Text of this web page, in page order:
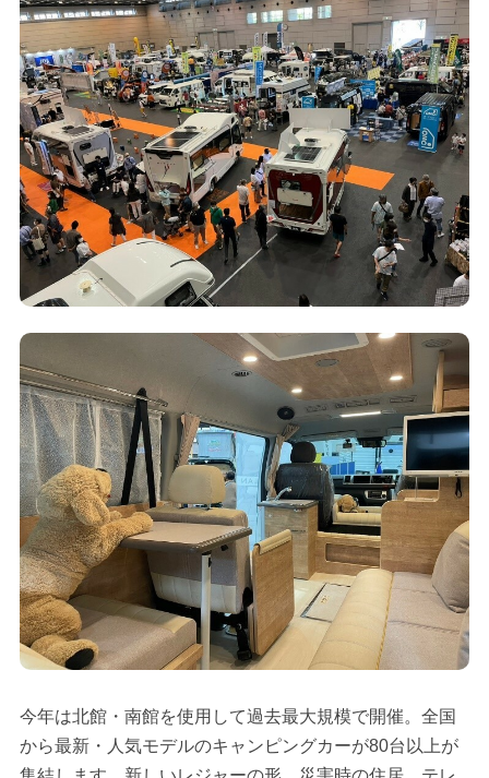
今年は北館・南館を使用して過去最大規模で開催。全国
から最新・人気モデルのキャンピングカーが80台以上が